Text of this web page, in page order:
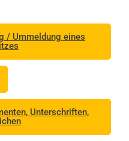
/ Ummeldung eines
Unterschriften,